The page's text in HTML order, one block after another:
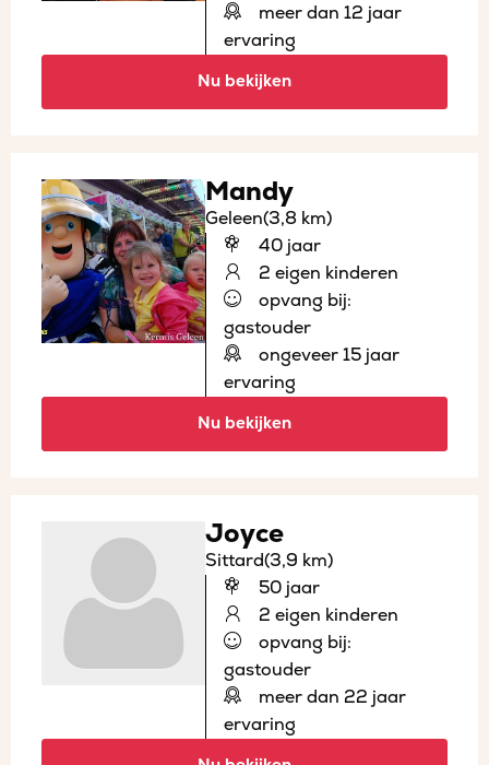
meer dan 12 jaar
ervaring
Nu bekijken
Mandy
Geleen(3,8 km)
40 jaar
2 eigen kinderen
opvang bij:
gastouder
ongeveer 15 jaar
ervaring
Nu bekijken
Joyce
Sittard(3,9 km)
50 jaar
2 eigen kinderen
opvang bij:
gastouder
meer dan 22 jaar
ervaring